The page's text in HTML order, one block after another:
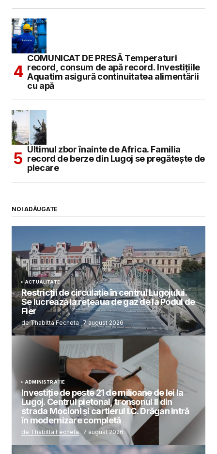
COMUNICAT DE PRESĂ Temperaturi
record, consum de apă record. Investițiile
Aquatim asigură continuitatea alimentării
cu apă
Ultimul zbor înainte de Africa. Familia
record de berze din Lugoj se pregătește de
plecare
NOI ADĂUGATE
ACTUALITATE
Restricții de circulație în centrul Lugojului.
Se lucrează la rețeaua de gaz de la Podul de
Fier
de Thabitta Fecheta 7 august 2026
ADMINISTRAȚIE
Investiție de peste 21 de milioane de lei la
Lugoj. Centrul pietonal, tronsonul II din
strada Mocioni și cartierul I.C. Drăgan intră
în modernizare completă
de Thabitta Fecheta 7 august 2026